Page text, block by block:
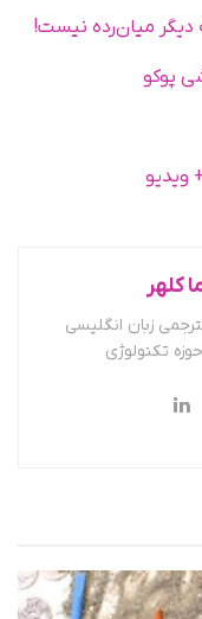
کلهر
زبان انگلیسی
تکنولوژی